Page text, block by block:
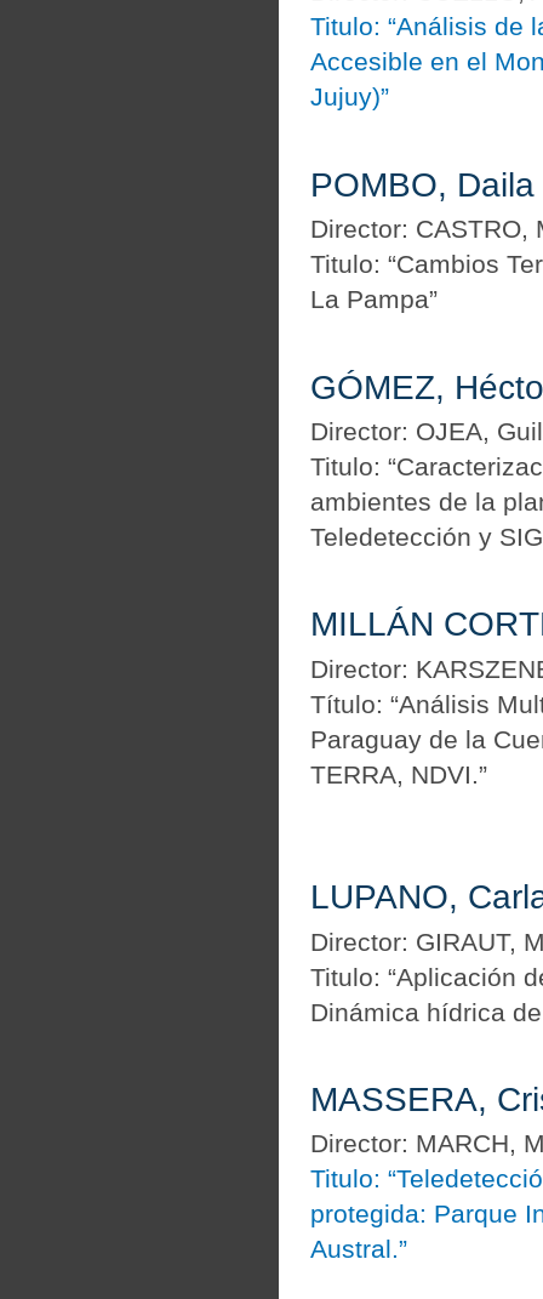
Titulo: “Análisis de
Accesible en el
Jujuy)”
POMBO,
Director: CASTRO,
Titulo: “Cambios
La Pampa”
GÓMEZ,
Director: OJEA,
Titulo:
ambientes de la
Teledetección y
MILLÁN
Director:
Título: “Análisis
Paraguay de la
TERRA, NDVI.”
LUPANO,
Director: GIRAUT,
Titulo: “Aplicación
Dinámica hídrica
MASSERA,
Director: MARCH,
Titulo:
protegida: Parque
Austral.”